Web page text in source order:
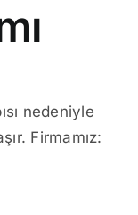
nedeniyle
Firmamız: